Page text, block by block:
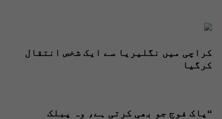
کراچی میں نگلیریا سے ایک شخص انتقال
کرگیا
“پاک فوج جو بھی کرتی ہے، وہ پبلک